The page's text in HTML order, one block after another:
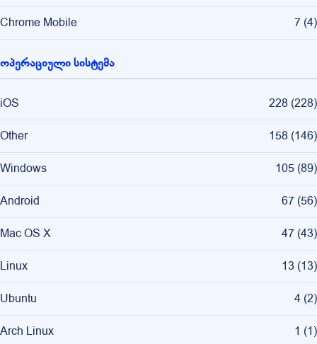
Chrome Mobile 7 (4)
ოპერაციული სისტემა
iOS 228 (228)
Other 158 (146)
Windows 105 (89)
Android 67 (56)
Mac OS X 47 (43)
Linux 13 (13)
Ubuntu 4 (2)
Arch Linux 1 (1)